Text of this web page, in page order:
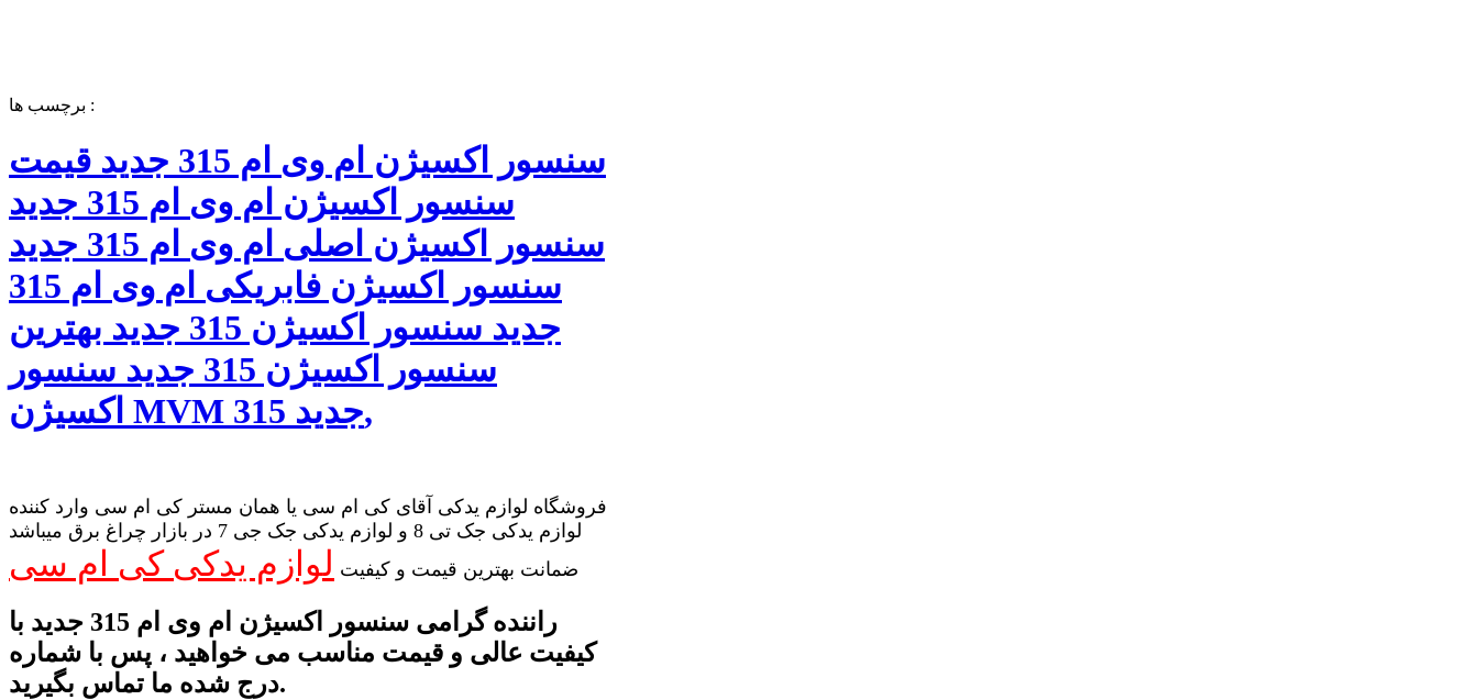
برچسب ها :
سنسور اکسیژن ام وی ام 315 جدید قیمت
سنسور اکسیژن ام وی ام 315 جدید
سنسور اکسیژن اصلی ام وی ام 315 جدید
سنسور اکسیژن فابریکی ام وی ام 315
جدید سنسور اکسیژن 315 جدید بهترین
سنسور اکسیژن 315 جدید سنسور
اکسیژن MVM 315 جدید,
فروشگاه لوازم یدکی آقای کی ام سی یا همان مستر کی ام سی وارد کننده
لوازم یدکی جک تی 8 و لوازم یدکی جک جی 7 در بازار چراغ برق میباشد
ضمانت بهترین قیمت و کیفیت لوازم یدکی کی ام سی
راننده گرامی سنسور اکسیژن ام وی ام 315 جدید با
کیفیت عالی و قیمت مناسب می خواهید ، پس با شماره
درج شده ما تماس بگیرید.